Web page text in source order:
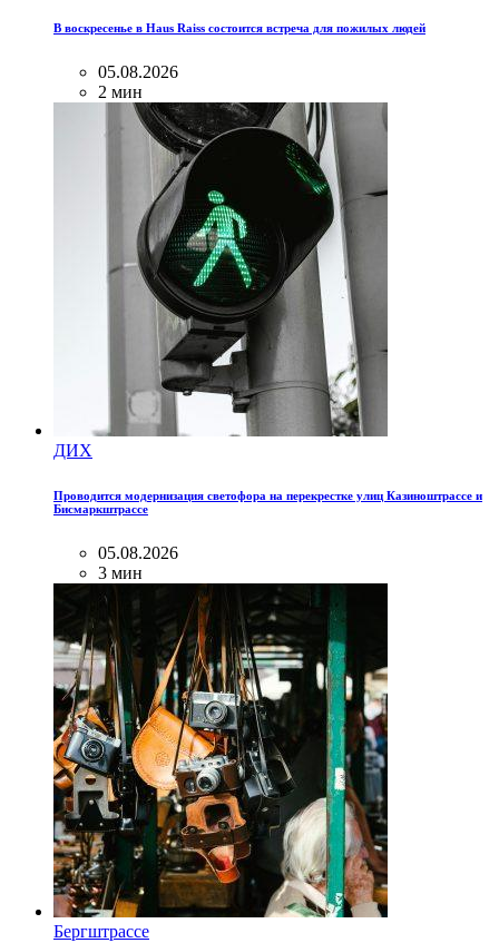
В воскресенье в Haus Raiss состоится встреча для пожилых людей
05.08.2026
2 мин
ДИХ
Проводится модернизация светофора на перекрестке улиц Казиноштрассе и
Бисмаркштрассе
05.08.2026
3 мин
Бергштрассе